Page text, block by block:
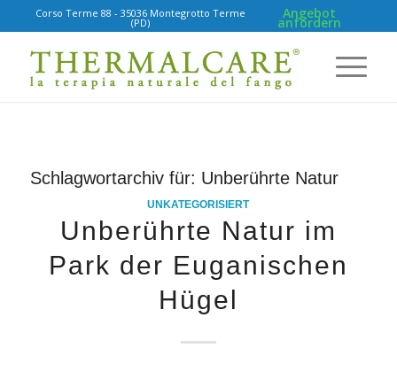
Corso Terme 88 - 35036 Montegrotto Terme
(PD)
Angebot
anfordern
Schlagwortarchiv für: Unberührte Natur
UNKATEGORISIERT
Unberührte Natur im
Park der Euganischen
Hügel